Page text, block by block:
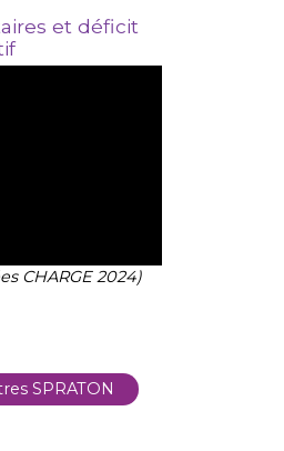
et déficit
CHARGE 2024)
SPRATON